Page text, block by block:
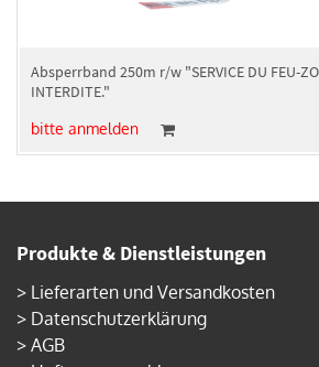
Absperrband 250m r/w "SERVICE DU FEU-
INTERDITE."
bitte anmelden
Produkte & Dienstleistungen
> Lieferarten und Versandkosten
> Datenschutzerklärung
> AGB